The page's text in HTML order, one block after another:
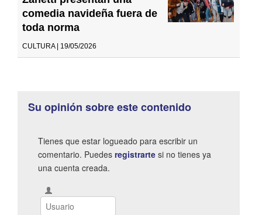
comedia navideña fuera de
toda norma
CULTURA | 19/05/2026
Su opinión sobre este contenido
Tienes que estar logueado para escribir un
comentario. Puedes registrarte si no tienes ya
una cuenta creada.